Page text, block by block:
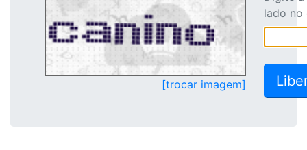
[trocar imagem]
lado no